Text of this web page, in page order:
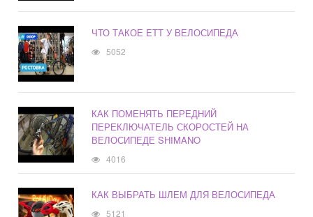
ЧТО ТАКОЕ ETT У ВЕЛОСИПЕДА
5052
КАК ПОМЕНЯТЬ ПЕРЕДНИЙ
ПЕРЕКЛЮЧАТЕЛЬ СКОРОСТЕЙ НА
ВЕЛОСИПЕДЕ SHIMANO
4016
КАК ВЫБРАТЬ ШЛЕМ ДЛЯ ВЕЛОСИПЕДА
5121